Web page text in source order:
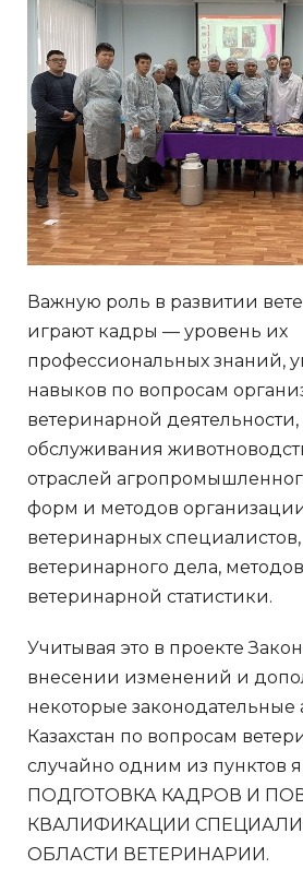
Важную роль в развитии
играют кадры — уровень их
профессиональных знаний,
навыков по вопросам
ветеринарной
обслуживания
отраслей
форм и методов
ветеринарных
ветеринарного дела,
ветеринарной статистики.
Учитывая это в проекте
внесении изменений и
некоторые законодательные
Казахстан по вопросам
случайно одним из пунктов
ПОДГОТОВКА КАДРОВ И
КВАЛИФИКАЦИИ
ОБЛАСТИ ВЕТЕРИНАРИИ.